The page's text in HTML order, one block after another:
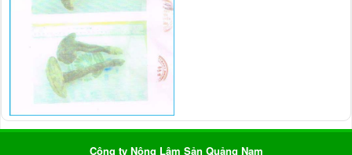
Công ty Nông Lâm Sản Quảng Nam